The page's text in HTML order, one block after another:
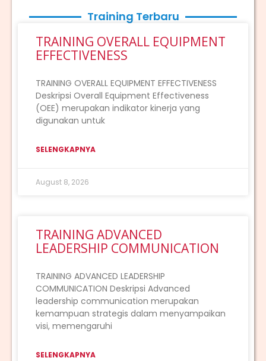
Training Terbaru
TRAINING OVERALL EQUIPMENT
EFFECTIVENESS
TRAINING OVERALL EQUIPMENT EFFECTIVENESS
Deskripsi Overall Equipment Effectiveness
(OEE) merupakan indikator kinerja yang
digunakan untuk
SELENGKAPNYA
August 8, 2026
TRAINING ADVANCED
LEADERSHIP COMMUNICATION
TRAINING ADVANCED LEADERSHIP
COMMUNICATION Deskripsi Advanced
leadership communication merupakan
kemampuan strategis dalam menyampaikan
visi, memengaruhi
SELENGKAPNYA